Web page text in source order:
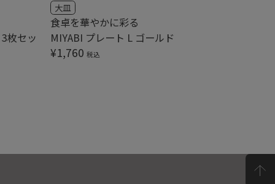
枚セッ
MIYABI プレート L ゴールド
大皿
¥1,760 税込
食卓を華やかに彩る